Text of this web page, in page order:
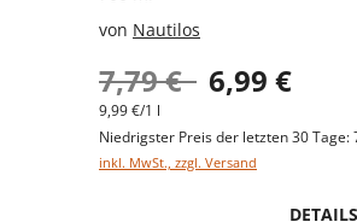
von Nautilos
7,79 € 6,99 €
9,99 €/1 l
Niedrigster Preis der letzten 30 Tage:
inkl. MwSt., zzgl. Versand